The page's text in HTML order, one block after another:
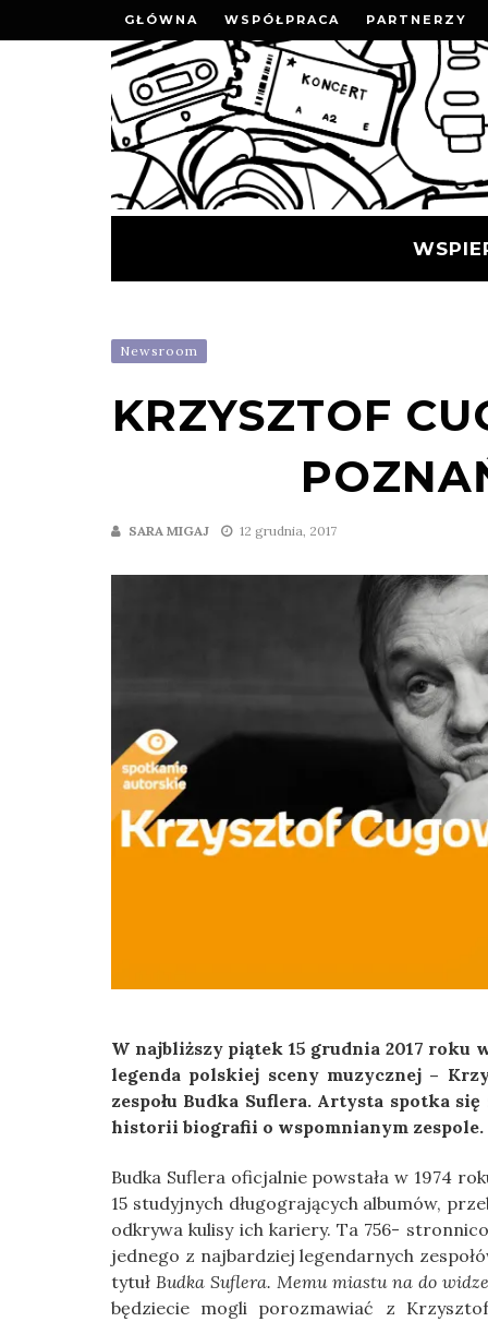
GŁÓWNA WSPÓŁPRACA PARTNERZY
Newsroom
KRZYSZTOF
SARA MIGAJ 12 grudnia, 2017
W najbliższy piątek 15 grudnia 2017 roku
legenda polskiej sceny muzycznej –
zespołu Budka Suflera. Artysta spotka
historii biografii o wspomnianym zespole.
Budka Suflera oficjalnie powstała w 1974
15 studyjnych długogrających albumów,
odkrywa kulisy ich kariery. Ta 756-
jednego z najbardziej legendarnych
tytuł Budka Suflera. Memu miastu na do
będziecie mogli porozmawiać z